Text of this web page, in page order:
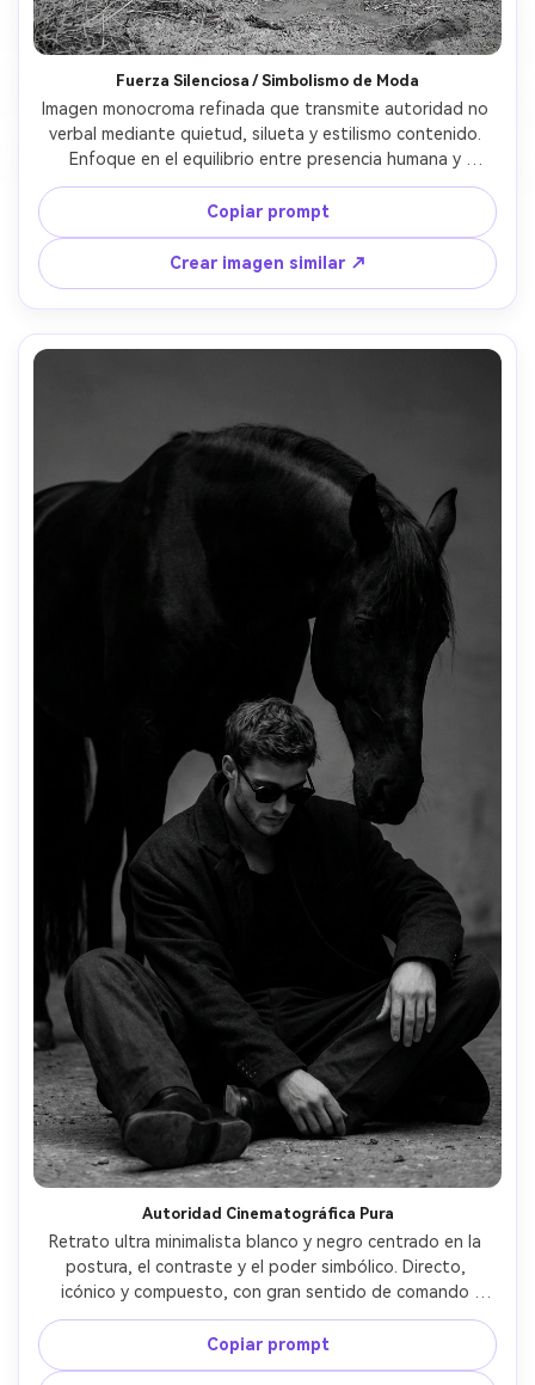
Fuerza Silenciosa / Simbolismo de Moda
Imagen monocroma refinada que transmite autoridad no
verbal mediante quietud, silueta y estilismo contenido.
Enfoque en el equilibrio entre presencia humana y
simbolismo animal.
Copiar prompt
Crear imagen similar ↗
Autoridad Cinematográfica Pura
Retrato ultra minimalista blanco y negro centrado en la
postura, el contraste y el poder simbólico. Directo,
icónico y compuesto, con gran sentido de comando
visual.
Copiar prompt